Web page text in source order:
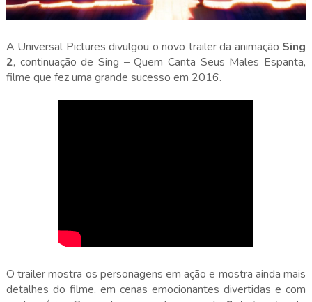
A Universal Pictures divulgou o novo trailer da animação Sing
2, continuação de Sing – Quem Canta Seus Males Espanta,
filme que fez uma grande sucesso em 2016.
O trailer mostra os personagens em ação e mostra ainda mais
detalhes do filme, em cenas emocionantes divertidas e com